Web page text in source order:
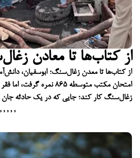
از کتاب‌ها تا معادن
از کتاب‌ها تا معدن زغال‌سنگ؛ ابوسفیان،
امتحان مکتب متوسطه ۸۶۵
زغال‌سنگ کار کند؛ جایی که در یک حادثه
, , , , ,